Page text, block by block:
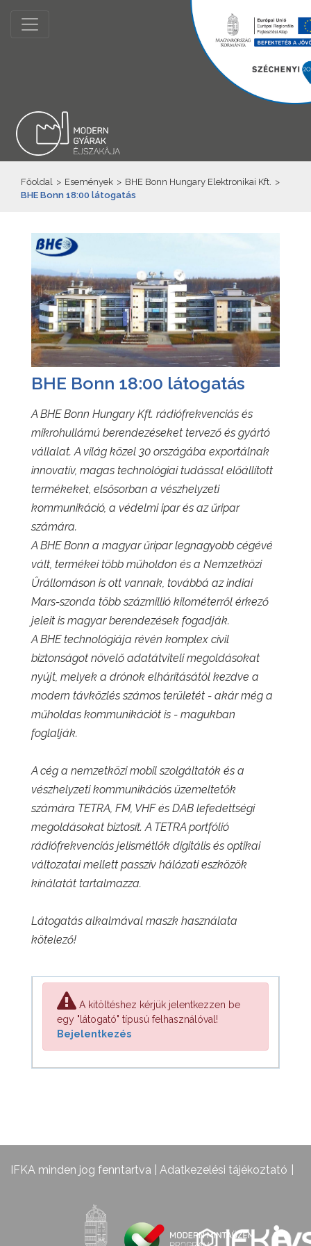
Főoldal > Események > BHE Bonn Hungary Elektronikai Kft. >
BHE Bonn 18:00 látogatás
BHE Bonn 18:00 látogatás
A BHE Bonn Hungary Kft. rádiófrekvenciás és
mikrohullámú berendezéseket tervező és gyártó
vállalat. A világ közel 30 országába exportálnak
innovatív, magas technológiai tudással előállított
termékeket, elsősorban a vészhelyzeti
kommunikáció, a védelmi ipar és az űripar
számára.
A BHE Bonn a magyar űripar legnagyobb cégévé
vált, termékei több műholdon és a Nemzetközi
Űrállomáson is ott vannak, továbbá az indiai
Mars-szonda több százmillió kilométerről érkező
jeleit is magyar berendezések fogadják.
A BHE technológiája révén komplex civil
biztonságot növelő adatátviteli megoldásokat
nyújt, melyek a drónok elhárításától kezdve a
modern távközlés számos területét - akár még a
műholdas kommunikációt is - magukban
foglalják.
A cég a nemzetközi mobil szolgáltatók és a
vészhelyzeti kommunikációs üzemeltetők
számára TETRA, FM, VHF és DAB lefedettségi
megoldásokat biztosít. A TETRA portfólió
rádiófrekvenciás jelismétlők digitális és optikai
változatai mellett passzív hálózati eszközök
kínálatát tartalmazza.
Látogatás alkalmával maszk használata
kötelező!
A kitöltéshez kérjük jelentkezzen be
egy "látogató" típusú felhasználóval!
Bejelentkezés
IFKA minden jog fenntartva | Adatkezelési tájékoztató